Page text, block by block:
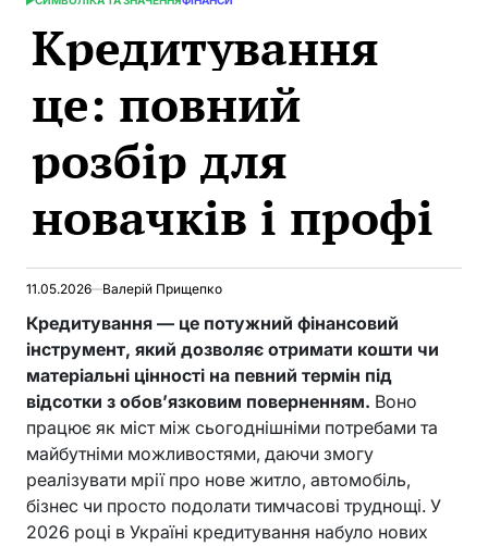
POSTED
Кредитування
це: повний
розбір для
новачків і профі
11.05.2026 Валерій Прищепко
Кредитування — це потужний фінансовий
інструмент, який дозволяє отримати кошти чи
матеріальні цінності на певний термін під
відсотки з обов’язковим поверненням. Воно
працює як міст між сьогоднішніми потребами та
майбутніми можливостями, даючи змогу
реалізувати мрії про нове житло, автомобіль,
бізнес чи просто подолати тимчасові труднощі. У
2026 році в Україні кредитування набуло нових